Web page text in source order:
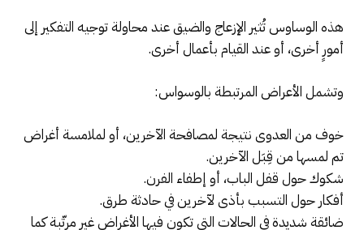
هذه الوساوس تُثير الإزعاج والضيق عند محاولة توجيه التفكير إلى
أمورٍ أخرى، أو عند القيام بأعمال أخرى.
وتشمل الأعراض المرتبطة بالوسواس:
خوف من العدوى نتيجة لمصافحة الآخرين، أو لملامسة أغراض
تم لمسها من قِبَل الآخرين.
شكوك حول قفل الباب، أو إطفاء الفرن.
أفكار حول التسبب بأذى لآخرين في حادثة طرق.
ضائقة شديدة في الحالات التي تكون فيها الأغراض غير مرتّبة كما